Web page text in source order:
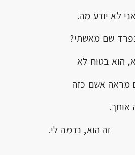
לא יודע מה.
שם מאשתי?
הוא בטוח לא
אשם כזה
נדמה לי.